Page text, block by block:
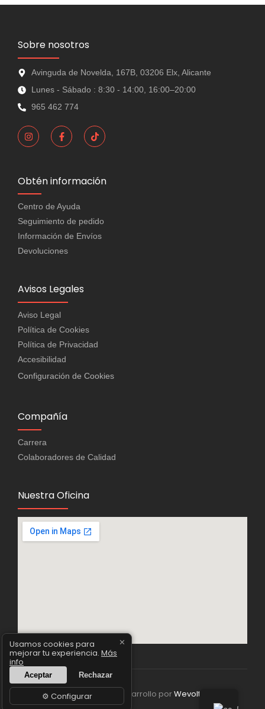
Sobre nosotros
Avinguda de Novelda, 167B, 03206 Elx, Alicante
Lunes - Sábado : 8:30 - 14:00, 16:00–20:00
965 462 774
Obtén información
Centro de Ayuda
Seguimiento de pedido
Información de Envíos
Devoluciones
Avisos Legales
Aviso Legal
Política de Cookies
Política de Privacidad
Accesibilidad
✕
Usamos cookies para
mejorar tu experiencia. Más
info
Aceptar Rechazar
⚙️ Configurar
Configuración de Cookies
Compañía
Carrera
Colaboradores de Calidad
Nuestra Oficina
© 2025 Diseño y desarrollo porWevolt.es